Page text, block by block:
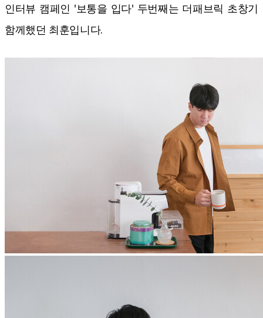
인터뷰 캠페인 '보통을 입다' 두번째는 더패브릭 초창기
함께했던 최훈입니다.